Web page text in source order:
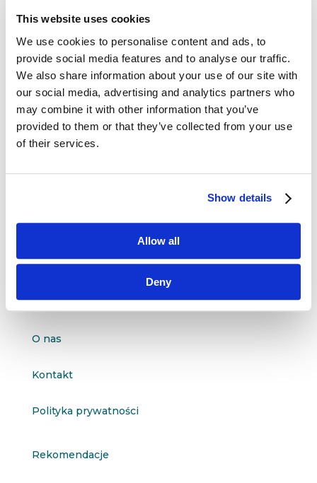
This website uses cookies
We use cookies to personalise content and ads, to
provide social media features and to analyse our traffic.
We also share information about your use of our site with
our social media, advertising and analytics partners who
may combine it with other information that you’ve
provided to them or that they’ve collected from your use
of their services.
Show details
Allow all
Deny
na swój ustrój polityczny i jego trudną historię.
Chiński rząd, choć już dawno zrezygnował
z centralnego zarządzania gospodarką, wciąż
uważa się...
Dane kontaktowe
ul. Organizacji WiN 83/7
 601 098 038
questus@questus.pl
O nas
Kontakt
Polityka prywatności
Rekomendacje